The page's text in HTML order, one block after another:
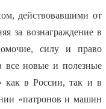
действовавшими от
за вознаграждение в
силу и право
все новые и полезные
как в России, так и в
«патронов и машин